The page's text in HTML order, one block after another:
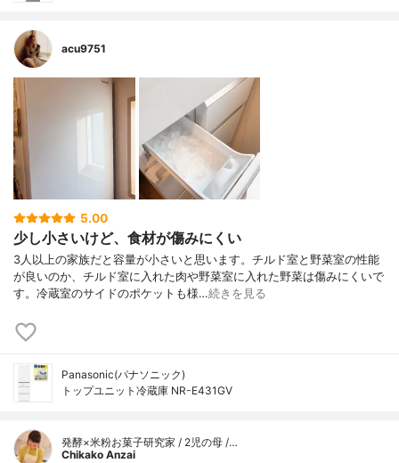
acu9751
5.00
少し小さいけど、食材が傷みにくい
3人以上の家族だと容量が小さいと思います。チルド室と野菜室の性能
が良いのか、チルド室に入れた肉や野菜室に入れた野菜は傷みにくいで
す。冷蔵室のサイドのポケットも様…続きを見る
Panasonic(パナソニック)
トップユニット冷蔵庫 NR-E431GV
発酵×米粉お菓子研究家 / 2児の母 /…
Chikako Anzai